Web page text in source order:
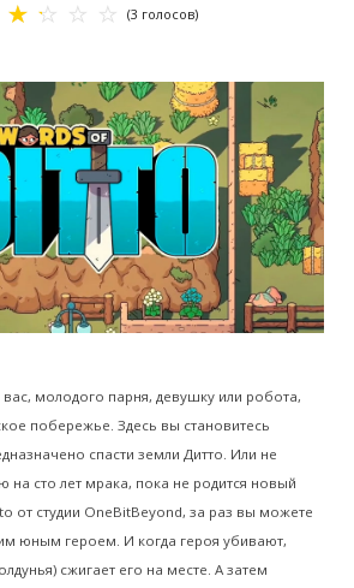
(3 голосов)
молодого парня, девушку или робота,
побережье. Здесь вы становитесь
спасти земли Дитто. Или не
на сто лет мрака, пока не родится новый
от студии OneBitBeyond, за раз вы можете
юным героем. И когда героя убивают,
сжигает его на месте. А затем